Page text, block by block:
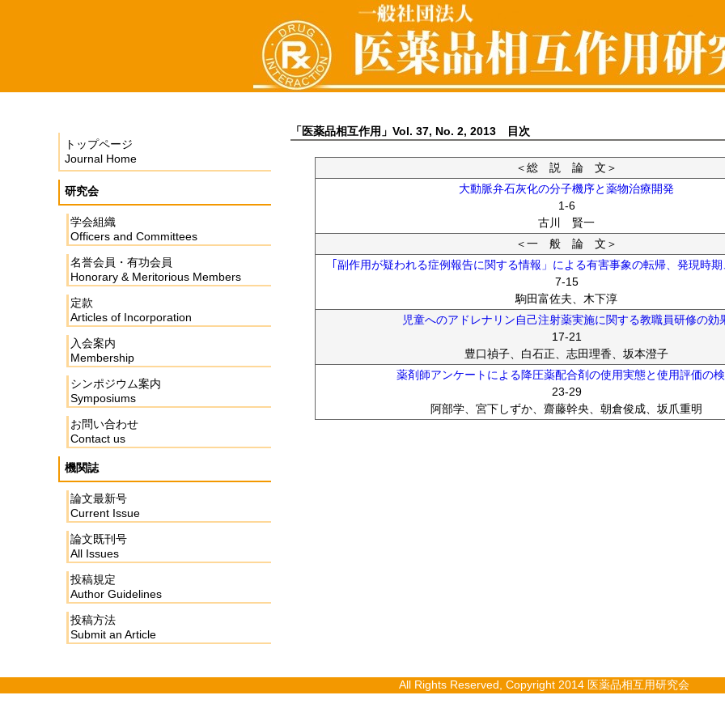
トップページ
Journal Home
研究会
学会組織
Officers and Committees
名誉会員・有功会員
Honorary & Meritorious Members
定款
Articles of Incorporation
入会案内
Membership
シンポジウム案内
Symposiums
お問い合わせ
Contact us
機関誌
論文最新号
Current Issue
論文既刊号
All Issues
投稿規定
Author Guidelines
投稿方法
Submit an Article
「医薬品相互作用」Vol. 37, No. 2, 2013 目次
＜総 説 論 文＞
大動脈弁石灰化の分子機序と薬物治療開発
1-6
古川 賢一
＜一 般 論 文＞
｢副作用が疑われる症例報告に関する情報」による有害事象の転帰、発現時
7-15
駒田富佐夫、木下淳
児童へのアドレナリン自己注射薬実施に関する教職員研修の効
17-21
豊口禎子、白石正、志田理香、坂本澄子
薬剤師アンケートによる降圧薬配合剤の使用実態と使用評価の
23-29
阿部学、宮下しずか、齋藤幹央、朝倉俊成、坂爪重明
All Rights Reserved, Copyright 2014 医薬品相互用研究会